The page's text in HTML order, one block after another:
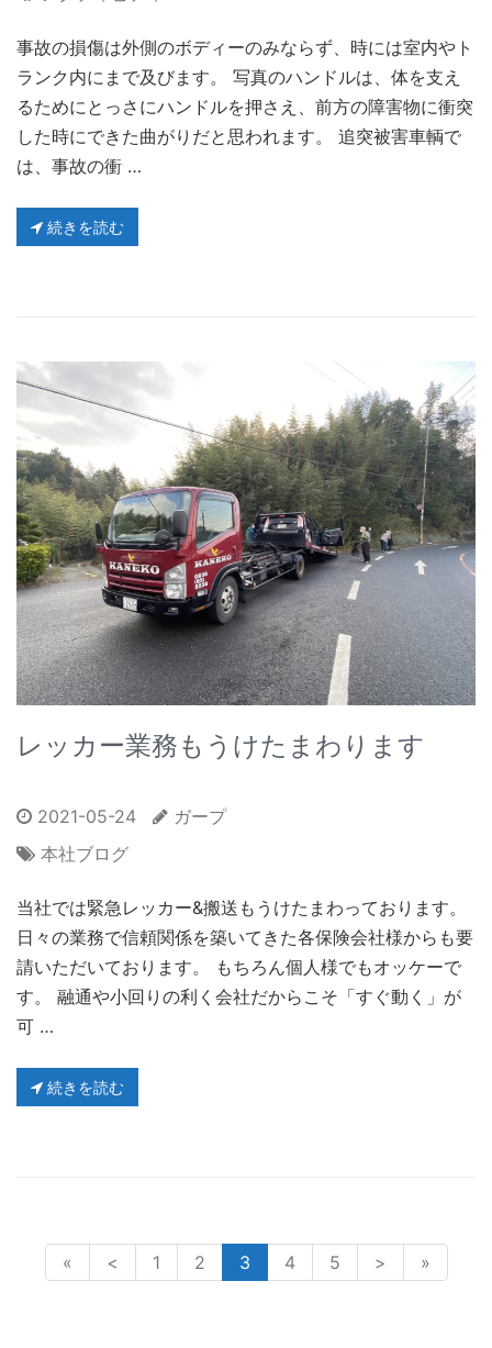
事故の損傷は外側のボディーのみならず、時には室内やト
ランク内にまで及びます。 写真のハンドルは、体を支え
るためにとっさにハンドルを押さえ、前方の障害物に衝突
した時にできた曲がりだと思われます。 追突被害車輌で
は、事故の衝 …
続きを読む
レッカー業務もうけたまわります
2021-05-24
ガープ
本社ブログ
当社では緊急レッカー&搬送もうけたまわっております。
日々の業務で信頼関係を築いてきた各保険会社様からも要
請いただいております。 もちろん個人様でもオッケーで
す。 融通や小回りの利く会社だからこそ「すぐ動く」が
可 …
続きを読む
« < 1 2 3 4 5 > »